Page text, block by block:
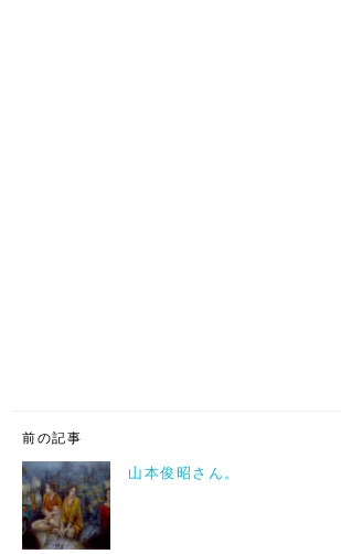
前の記事
山本俊昭さん。